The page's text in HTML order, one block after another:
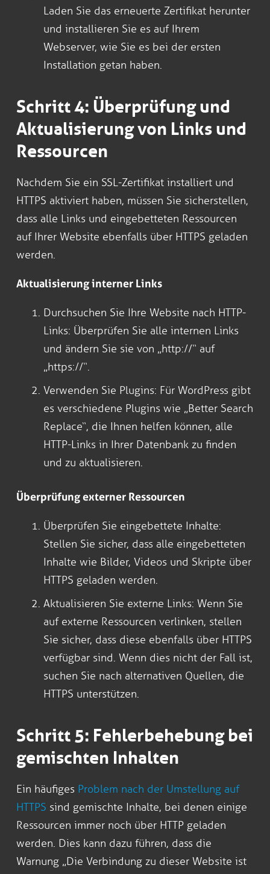
Laden Sie das erneuerte Zertifikat herunter
und installieren Sie es auf Ihrem
Webserver, wie Sie es bei der ersten
Installation getan haben.
Schritt 4: Überprüfung und
Aktualisierung von Links und
Ressourcen
Nachdem Sie ein SSL-Zertifikat installiert und
HTTPS aktiviert haben, müssen Sie sicherstellen,
dass alle Links und eingebetteten Ressourcen
auf Ihrer Website ebenfalls über HTTPS geladen
werden.
Aktualisierung interner Links
Durchsuchen Sie Ihre Website nach HTTP-
Links: Überprüfen Sie alle internen Links
und ändern Sie sie von „http://“ auf
„https://“.
Verwenden Sie Plugins: Für WordPress gibt
es verschiedene Plugins wie „Better Search
Replace“, die Ihnen helfen können, alle
HTTP-Links in Ihrer Datenbank zu finden
und zu aktualisieren.
Überprüfung externer Ressourcen
Überprüfen Sie eingebettete Inhalte:
Stellen Sie sicher, dass alle eingebetteten
Inhalte wie Bilder, Videos und Skripte über
HTTPS geladen werden.
Aktualisieren Sie externe Links: Wenn Sie
auf externe Ressourcen verlinken, stellen
Sie sicher, dass diese ebenfalls über HTTPS
verfügbar sind. Wenn dies nicht der Fall ist,
suchen Sie nach alternativen Quellen, die
HTTPS unterstützen.
Schritt 5: Fehlerbehebung bei
gemischten Inhalten
Ein häufiges Problem nach der Umstellung auf
HTTPS sind gemischte Inhalte, bei denen einige
Ressourcen immer noch über HTTP geladen
werden. Dies kann dazu führen, dass die
Warnung „Die Verbindung zu dieser Website ist